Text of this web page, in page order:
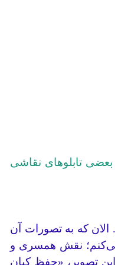
تابلوهای نقاشی
الان که به تصورات آن
می‌کنم؛ نقش همسری و
تصویر، «حفظ کیان